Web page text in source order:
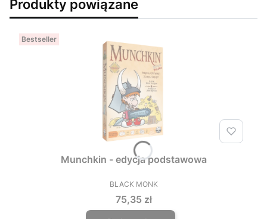
Produkty powiązane
Bestseller
Munchkin - edycja podstawowa
PRODUCENT
BLACK MONK
Cena
75,35 zł